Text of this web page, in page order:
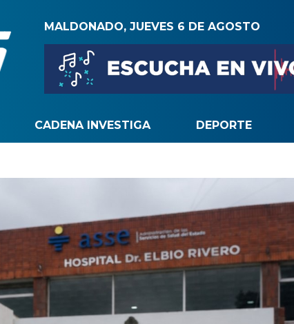
MALDONADO, JUEVES 6 DE AGOSTO
CADENA INVESTIGA DEPORTE